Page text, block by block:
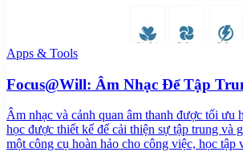
Apps & Tools
Focus@Will: Âm Nhạc Để Tập
Âm nhạc và cảnh quan âm thanh được tối ưu
học được thiết kế để cải thiện sự tập trung và
một công cụ hoàn hảo cho công việc, học tập